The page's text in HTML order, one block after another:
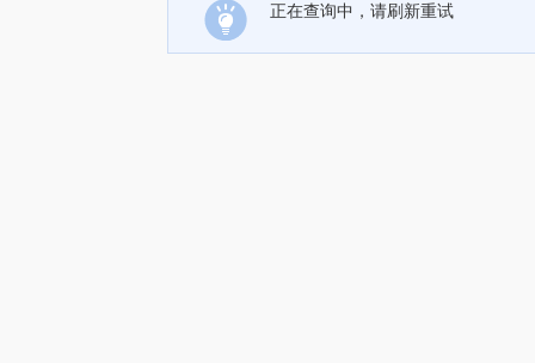
正在查询中，请刷新重试